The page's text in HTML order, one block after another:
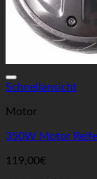
Schnellansicht
Motor
350W Motor
119,00€